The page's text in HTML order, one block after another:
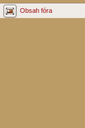
Obsah fóra